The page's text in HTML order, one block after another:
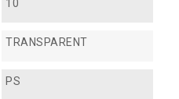
10
TRANSPARENT
PS